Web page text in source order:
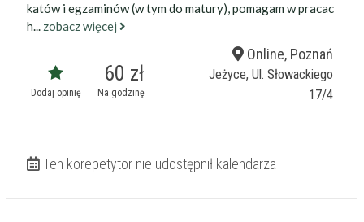
Staż korepetytora Minimum lat
Wiek korepetytora do lat
katów i egzaminów (w tym do matury), pomagam w pracac
h... zobacz więcej
Dodaj opinię
60 zł
Na godzinę
Online, Poznań
Jeżyce, Ul. Słowackiego
17/4
Ten korepetytor nie udostępnił kalendarza